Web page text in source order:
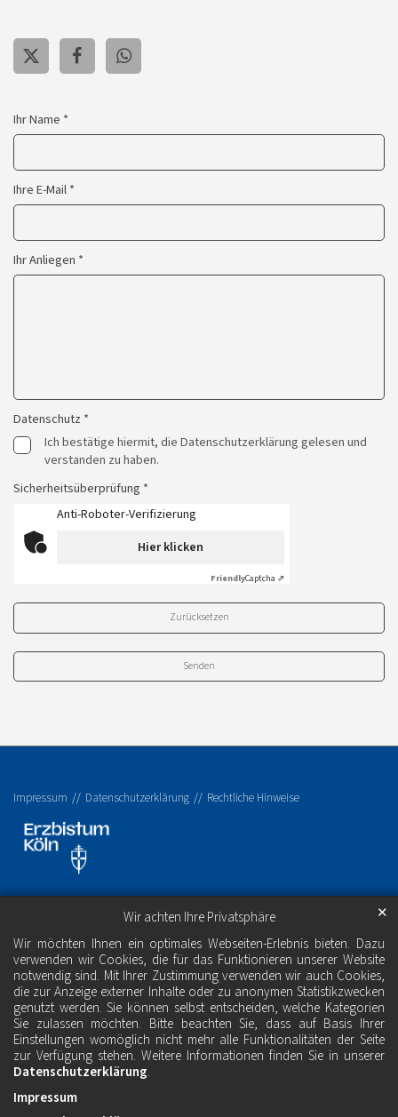
Wir achten Ihre Privatsphäre
Wir möchten Ihnen ein optimales Webseiten-Erlebnis bieten. Dazu
verwenden wir Cookies, die für das Funktionieren unserer Website
notwendig sind. Mit Ihrer Zustimmung verwenden wir auch Cookies,
die zur Anzeige externer Inhalte oder zu anonymen Statistikzwecken
genutzt werden. Sie können selbst entscheiden, welche Kategorien
Sie zulassen möchten. Bitte beachten Sie, dass auf Basis Ihrer
Einstellungen womöglich nicht mehr alle Funktionalitäten der Seite
zur Verfügung stehen. Weitere Informationen finden Sie in unserer
Datenschutzerklärung.
✕
Impressum
Ihr Name *
Ihre E-Mail *
Ihr Anliegen *
Datenschutz *
Ich bestätige hiermit, die Datenschutzerklärung gelesen und
verstanden zu haben.
Sicherheitsüberprüfung *
Anti-Roboter-Verifizierung
Hier klicken
FriendlyCaptcha ⇗
Zurücksetzen
Impressum Datenschutzerklärung Rechtliche Hinweise